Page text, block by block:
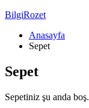
BilgiRozet
Anasayfa
Sepet
Sepet
Sepetiniz şu anda boş.